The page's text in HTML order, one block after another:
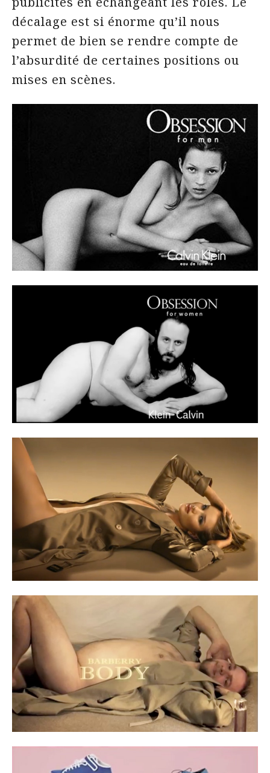
décalage est si énorme qu’il nous
permet de bien se rendre compte de
l’absurdité de certaines positions ou
mises en scènes.